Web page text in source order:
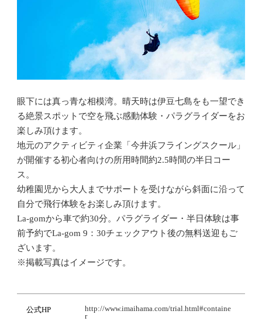
眼下には真っ青な相模湾。晴天時は伊豆七島をも一望でき
る絶景スポットで空を飛ぶ感動体験・パラグライダーをお
楽しみ頂けます。
地元のアクティビティ企業「今井浜フライングスクール」
が開催する初心者向けの所用時間約2.5時間の半日コー
ス。
幼稚園児から大人までサポートを受けながら斜面に沿って
自分で飛行体験をお楽しみ頂けます。
La-gomから車で約30分。パラグライダー・半日体験は事
前予約でLa-gom 9：30チェックアウト後の無料送迎もご
ざいます。
※掲載写真はイメージです。
公式HP
http://www.imaihama.com/trial.html#containe
r